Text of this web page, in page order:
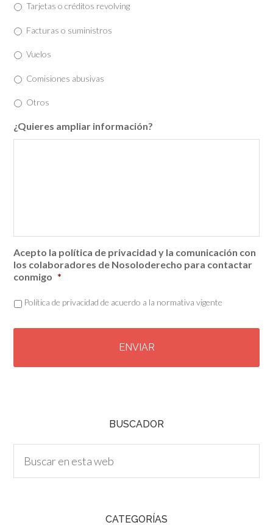
Tarjetas o créditos revolving
Facturas o suministros
Vuelos
Comisiones abusivas
Otros
¿Quieres ampliar información?
Acepto la política de privacidad y la comunicación con
los colaboradores de Nosoloderecho para contactar
conmigo *
Política de privacidad de acuerdo a la normativa vigente
BUSCADOR
CATEGORÍAS